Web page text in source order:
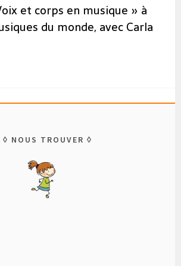
et corps en musique » à
du monde, avec Carla
NOUS TROUVER